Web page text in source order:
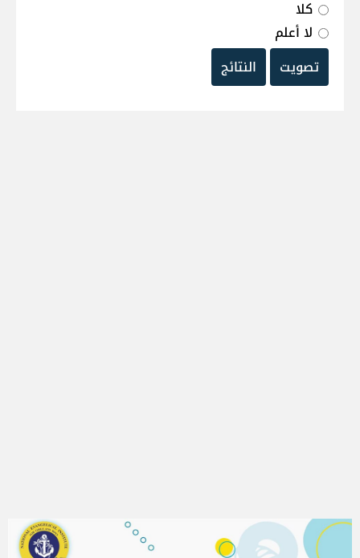
كلا
لا أعلم
تصويت
النتائج